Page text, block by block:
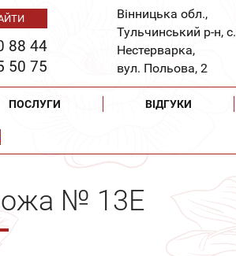
88 44
50 75
Вінницька обл.,
Тульчинський р-н, с.
Нестерварка,
вул. Польова, 2
ПОСЛУГИ ВІДГУКИ
№ 13Е